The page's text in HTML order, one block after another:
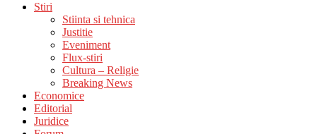
Stiri
Stiinta si tehnica
Justitie
Eveniment
Flux-stiri
Cultura – Religie
Breaking News
Economice
Editorial
Juridice